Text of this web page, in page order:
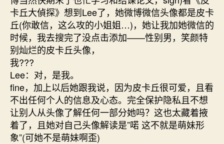
卡丘大偵探》想到Lee了，她微博微信头像都是皮卡
丘(你敢信，这么攻的小姐姐…)，她让我加她微信的
时候，我去搜完了没点击添加——性别男，笑颜特
别灿烂的皮卡丘头像，
我???
Lee：对，是我。
fine，加上以后她跟我说，因为皮卡丘很可爱，且看
不出任何个人的信息及心态。完全保护隐私且不想
让别人从头像了解任何一部分她吗？这也太藏着掖
着了，且她对自己头像解读是”喏 这不就是萌妹形
象”(可她不是萌妹啊歪)